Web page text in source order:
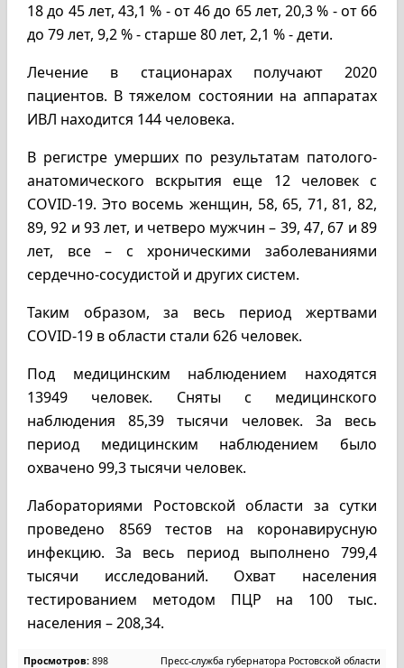
18 до 45 лет, 43,1 % - от 46 до 65 лет, 20,3 % - от 66
до 79 лет, 9,2 % - старше 80 лет, 2,1 % - дети.
Лечение в стационарах получают 2020
пациентов. В тяжелом состоянии на аппаратах
ИВЛ находится 144 человека.
В регистре умерших по результатам патолого-
анатомического вскрытия еще 12 человек с
COVID-19. Это восемь женщин, 58, 65, 71, 81, 82,
89, 92 и 93 лет, и четверо мужчин – 39, 47, 67 и 89
лет, все – с хроническими заболеваниями
сердечно-сосудистой и других систем.
Таким образом, за весь период жертвами
COVID-19 в области стали 626 человек.
Под медицинским наблюдением находятся
13949 человек. Сняты с медицинского
наблюдения 85,39 тысячи человек. За весь
период медицинским наблюдением было
охвачено 99,3 тысячи человек.
Лабораториями Ростовской области за сутки
проведено 8569 тестов на коронавирусную
инфекцию. За весь период выполнено 799,4
тысячи исследований. Охват населения
тестированием методом ПЦР на 100 тыс.
населения – 208,34.
Просмотров: 898 Пресс-служба губернатора Ростовской области